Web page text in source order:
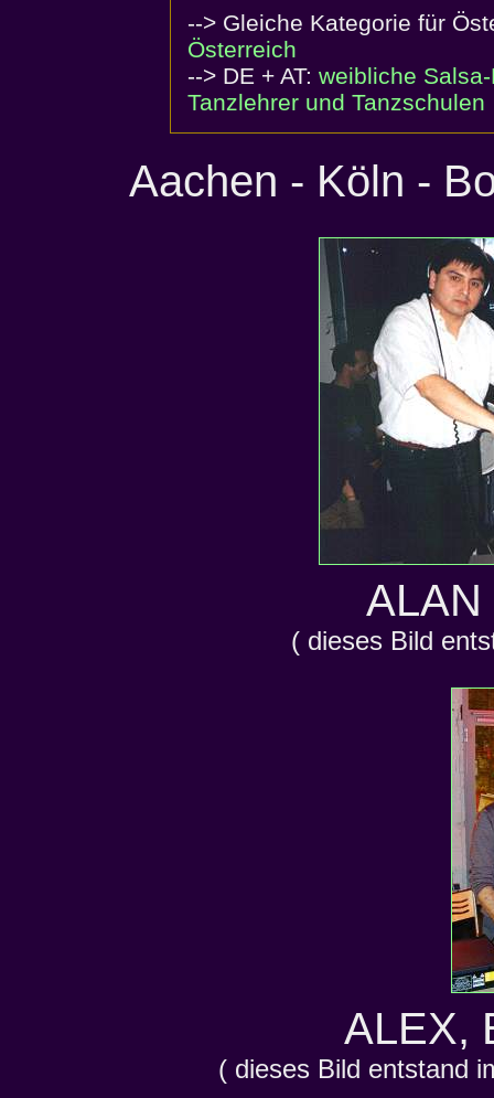
--> Gleiche Kategorie für
Österreich
--> DE + AT: weibliche
Tanzlehrer und Tanzschulen
Aachen - Köln -
ALAN
( dieses Bild
ALEX,
( dieses Bild entstand